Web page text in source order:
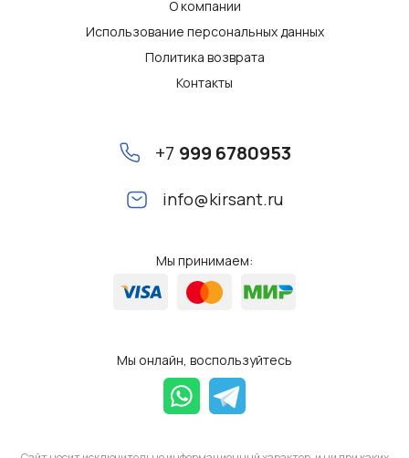
О компании
Использование персональных данных
Политика возврата
Контакты
+7 999 6780953
info@kirsant.ru
Мы принимаем:
Мы онлайн, воспользуйтесь